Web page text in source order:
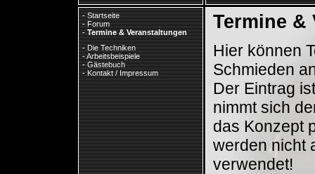
-Startseite
-Forum
-Termine & Veranstaltungen
-Die Techniken
-Arbeitsbeispiele
-Gästebuch
-Kontakt / Impressum
Termine &
Hier können
Schmieden
Der Eintrag
nimmt sich
das Konzept
werden nicht
verwendet!